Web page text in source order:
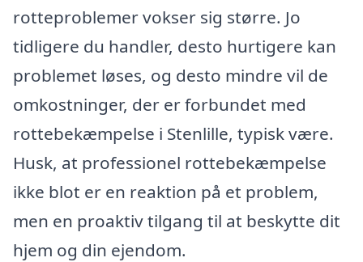
rotteproblemer vokser sig større. Jo
tidligere du handler, desto hurtigere kan
problemet løses, og desto mindre vil de
omkostninger, der er forbundet med
rottebekæmpelse i Stenlille, typisk være.
Husk, at professionel rottebekæmpelse
ikke blot er en reaktion på et problem,
men en proaktiv tilgang til at beskytte dit
hjem og din ejendom.